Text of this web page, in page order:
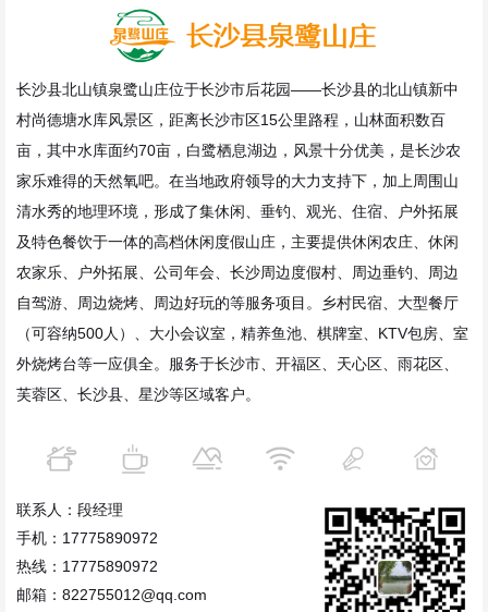
长沙县北山镇泉鹭山庄位于长沙市后花园——长沙县的北山镇新中
村尚德塘水库风景区，距离长沙市区15公里路程，山林面积数百
亩，其中水库面约70亩，白鹭栖息湖边，风景十分优美，是长沙农
家乐难得的天然氧吧。在当地政府领导的大力支持下，加上周围山
清水秀的地理环境，形成了集休闲、垂钓、观光、住宿、户外拓展
及特色餐饮于一体的高档休闲度假山庄，主要提供休闲农庄、休闲
农家乐、户外拓展、公司年会、长沙周边度假村、周边垂钓、周边
自驾游、周边烧烤、周边好玩的等服务项目。乡村民宿、大型餐厅
（可容纳500人）、大小会议室，精养鱼池、棋牌室、KTV包房、室
外烧烤台等一应俱全。服务于长沙市、开福区、天心区、雨花区、
芙蓉区、长沙县、星沙等区域客户。
联系人：段经理
手机：17775890972
热线：17775890972
邮箱：822755012@qq.com